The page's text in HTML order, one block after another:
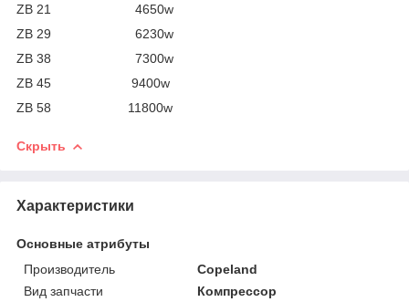
ZB 21 4650w
ZB 29 6230w
ZB 38 7300w
ZB 45 9400w
ZB 58 11800w
Скрыть
Характеристики
Основные атрибуты
Производитель
Copeland
Вид запчасти
Компрессор